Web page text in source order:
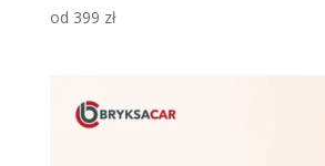
od 399 zł